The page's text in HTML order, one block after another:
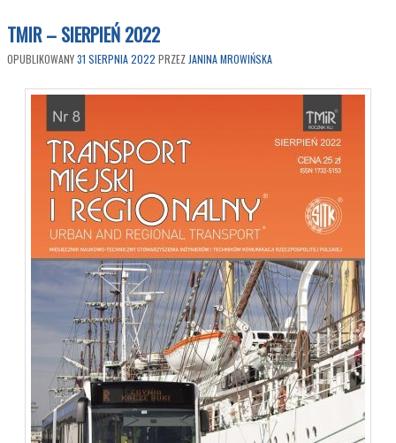
TMIR – SIERPIEŃ 2022
OPUBLIKOWANY31 SIERPNIA 2022 PRZEZ JANINA MROWIŃSKA